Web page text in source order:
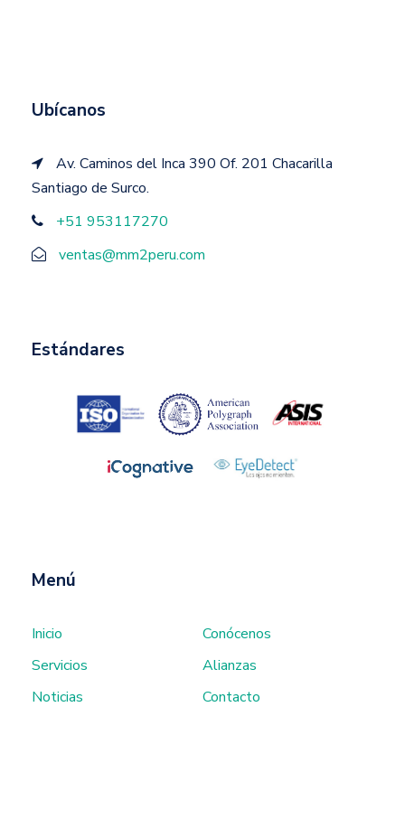
Ubícanos
Av. Caminos del Inca 390 Of. 201 Chacarilla
Santiago de Surco.
+51 953117270
ventas@mm2peru.com
Estándares
Menú
Inicio
Conócenos
Servicios
Alianzas
Noticias
Contacto